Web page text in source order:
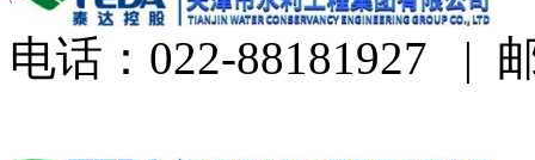
电话：022-88181927 |